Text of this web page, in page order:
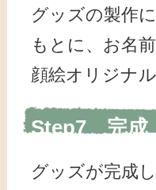
グッズの製作
もとに、お名
顔絵オリジナ
Step7 完成
グッズが完成